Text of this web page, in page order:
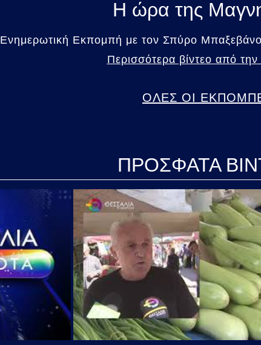
Η ώρα της
Ενημερωτική Εκπομπή με τον Σπύρο
Περισσότερα βίντεο από
ΟΛΕΣ ΟΙ
ΠΡΟΣΦΑΤΑ